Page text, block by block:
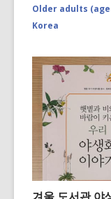
Older adults
Korea